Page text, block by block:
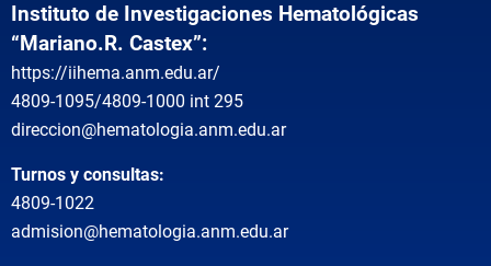
Instituto de Investigaciones Hematológicas
“Mariano.R. Castex”:
https://iihema.anm.edu.ar/
4809-1095/4809-1000 int 295
direccion@hematologia.anm.edu.ar
Turnos y consultas:
4809-1022
admision@hematologia.anm.edu.ar